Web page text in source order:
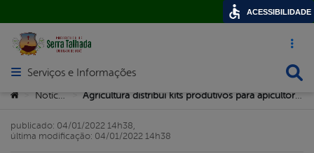
Acesso
Abrir menu principal de navegação
Serviços e Informações
Você está aqui:
> Notícias >
publicado: 04/01/2022 14h38,
última modificação: 04/01/2022 14h38
ACESSIBILIDADE